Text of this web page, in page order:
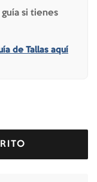
si tienes
de Tallas aquí